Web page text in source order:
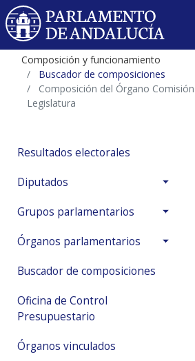
Composición y funcionamiento
Buscador de composiciones
Composición del Órgano
Legislatura
Resultados electorales
Diputados
Grupos parlamentarios
Órganos parlamentarios
Buscador de composiciones
Oficina de Control
Presupuestario
Órganos vinculados